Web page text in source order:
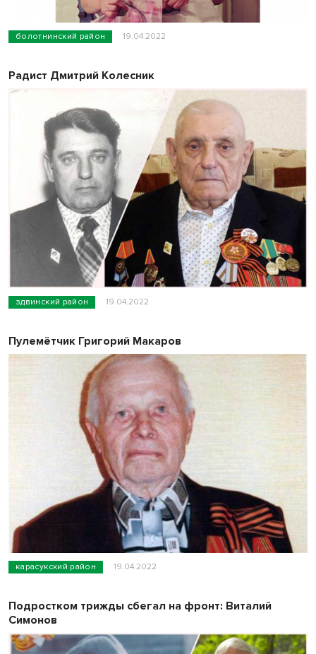
болотнинский район 19.04.2022
здвинский район 19.04.2022
Радист Дмитрий Колесник
карасукский район 19.04.2022
Пулемётчик Григорий Макаров
Подростком трижды сбегал на фронт: Виталий
Симонов